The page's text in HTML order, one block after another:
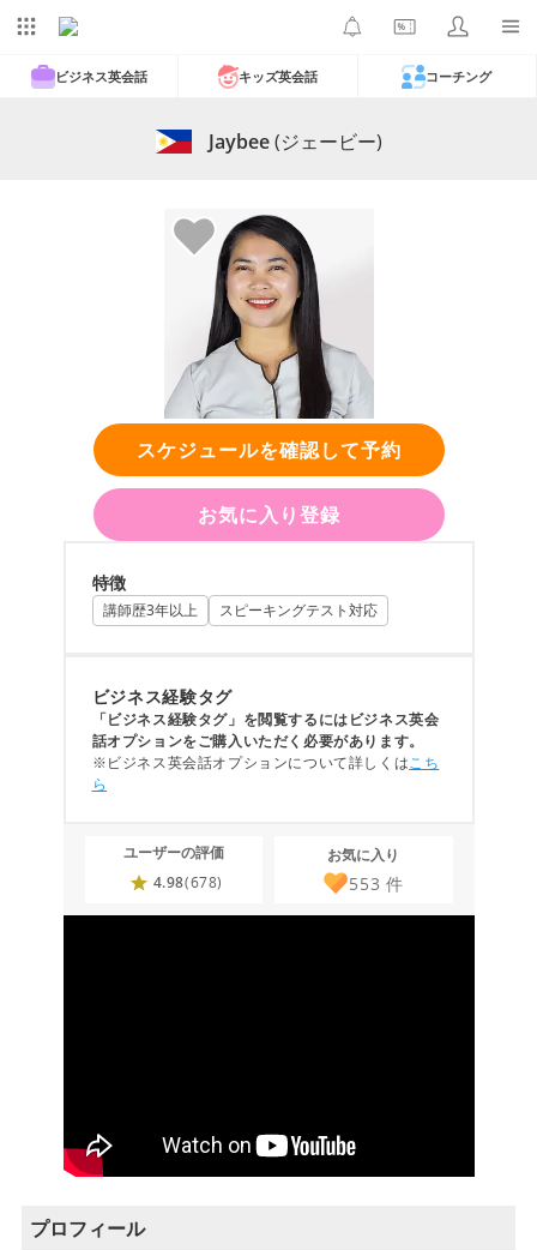
ビジネス英会話 キッズ英会話 コーチング
Jaybee(ジェービー)
スケジュールを確認して予約
お気に入り登録
特徴
講師歴3年以上 スピーキングテスト対応
ビジネス経験タグ
「ビジネス経験タグ」を閲覧するにはビジネス英会
話オプションをご購入いただく必要があります。
※ビジネス英会話オプションについて詳しくはこち
ら
ユーザーの評価
4.98(678)
お気に入り
553 件
プロフィール